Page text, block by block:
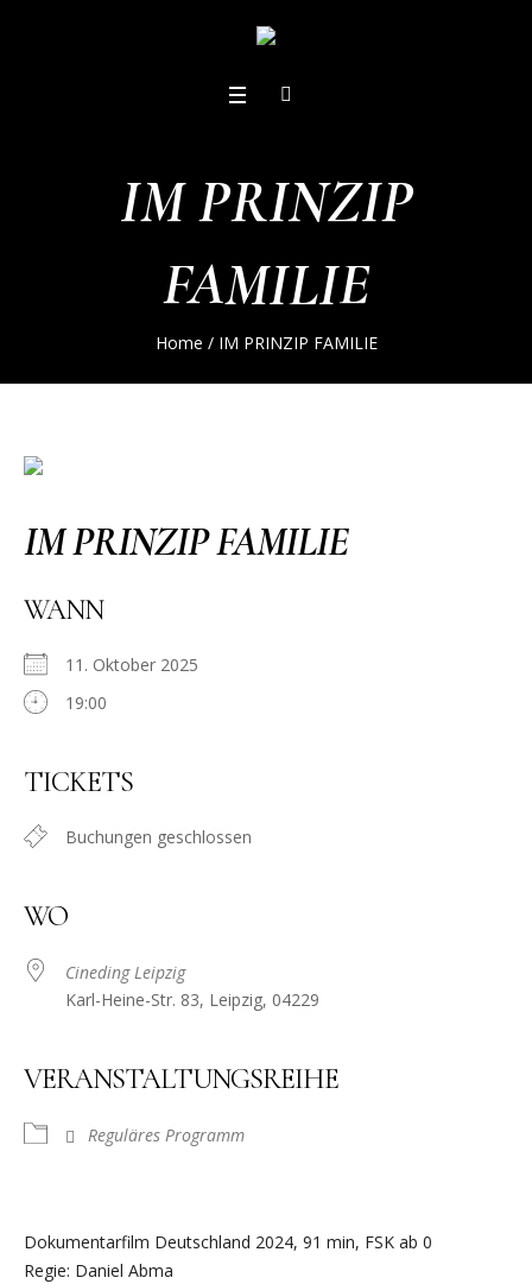
IM PRINZIP
FAMILIE
Home / IM PRINZIP FAMILIE
IM PRINZIP FAMILIE
WANN
11. Oktober 2025
19:00
TICKETS
Buchungen geschlossen
WO
Cineding Leipzig
Karl-Heine-Str. 83, Leipzig, 04229
VERANSTALTUNGSREIHE
Reguläres Programm
Dokumentarfilm Deutschland 2024, 91 min, FSK ab 0
Regie: Daniel Abma